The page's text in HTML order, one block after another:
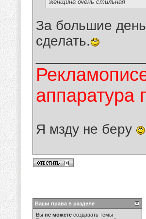
женщина очень стильная
За большие
сделать.
аппаратура
Я мзду не беру
Ваши права в разделе
Вы не можете создавать темы